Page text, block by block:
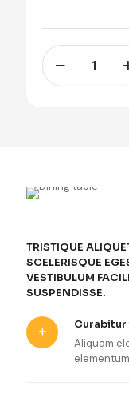
Dining
table
cantidad
TRISTIQUE
SCELERISQUE
VESTIBULUM
SUSPENDISSE.
Aliquam